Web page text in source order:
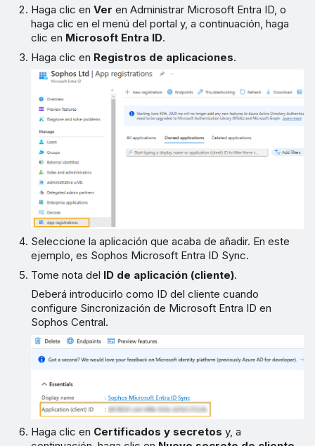
Haga clic enVer en Administrar Microsoft Entra ID, o
haga clic en el menú del portal y, a continuación, haga
clic en Microsoft Entra ID.
Haga clic en Registros de aplicaciones.
Seleccione la aplicación que acaba de añadir. En este
ejemplo, es Sophos Microsoft Entra ID Sync.
Tome nota del ID de aplicación (cliente).
Deberá introducirlo como ID del cliente cuando
configure Sincronización de Microsoft Entra ID en
Sophos Central.
Haga clic en Certificados y secretos y, a